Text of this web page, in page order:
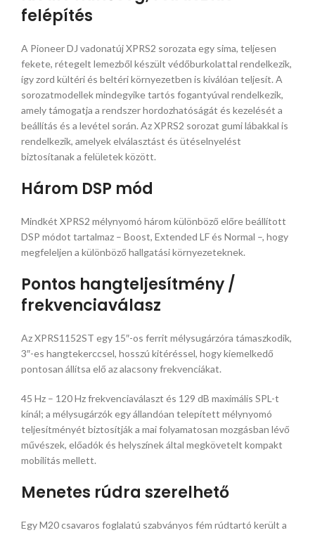
felépítés
A Pioneer DJ vadonatúj XPRS2 sorozata egy sima, teljesen
fekete, rétegelt lemezből készült védőburkolattal rendelkezik,
így zord kültéri és beltéri környezetben is kiválóan teljesít. A
sorozatmodellek mindegyike tartós fogantyúval rendelkezik,
amely támogatja a rendszer hordozhatóságát és kezelését a
beállítás és a levétel során. Az XPRS2 sorozat gumi lábakkal is
rendelkezik, amelyek elválasztást és ütéselnyelést
biztosítanak a felületek között.
Három DSP mód
Mindkét XPRS2 mélynyomó három különböző előre beállított
DSP módot tartalmaz – Boost, Extended LF és Normal –, hogy
megfeleljen a különböző hallgatási környezeteknek.
Pontos hangteljesítmény /
frekvenciaválasz
Az XPRS1152ST egy 15″-os ferrit mélysugárzóra támaszkodik,
3″-es hangtekerccsel, hosszú kitéréssel, hogy kiemelkedő
pontosan állítsa elő az alacsony frekvenciákat.
45 Hz – 120 Hz frekvenciaválaszt és 129 dB maximális SPL-t
kínál; a mélysugárzók egy állandóan telepített mélynyomó
teljesítményét biztosítják a mai folyamatosan mozgásban lévő
művészek, előadók és helyszínek által megkövetelt kompakt
mobilitás mellett.
Menetes rúdra szerelhető
Egy M20 csavaros foglalatú szabványos fém rúdtartó került a